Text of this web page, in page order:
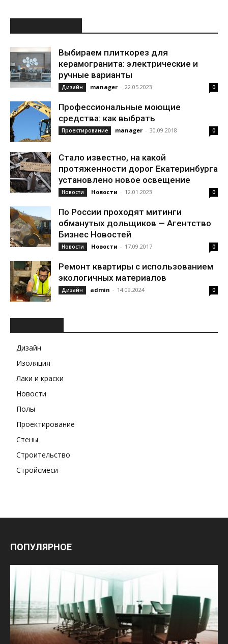
Выбираем плиткорез для
керамогранита: электрические и
ручные варианты
Дизайн manager - 22.05.2023 0
Профессиональные моющие
средства: как выбрать
Проектирование manager - 30.09.2018 0
Стало известно, на какой
протяженности дорог Екатеринбурга
установлено новое освещение
Новости Новости - 12.01.2023 0
По России проходят митинги
обманутых дольщиков — Агентство
Бизнес Новостей
Новости Новости - 17.09.2017 0
Ремонт квартиры с использованием
экологичных материалов
Дизайн admin - 14.09.2024 0
Дизайн
Изоляция
Лаки и краски
Новости
Полы
Проектирование
Стены
Строительство
Стройсмеси
ПОПУЛЯРНОЕ